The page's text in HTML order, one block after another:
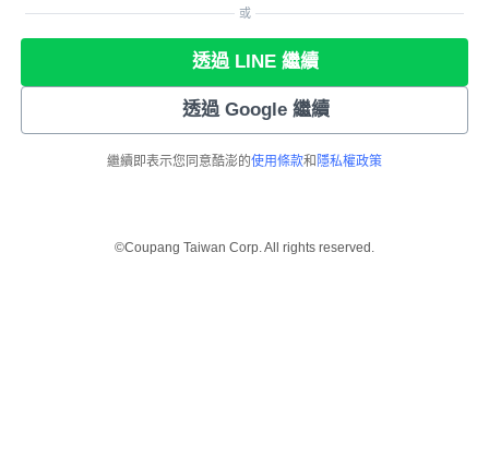
或
透過 LINE 繼續
透過 Google 繼續
繼續即表示您同意酷澎的使用條款和 隱私權政策
©Coupang Taiwan Corp. All rights reserved.